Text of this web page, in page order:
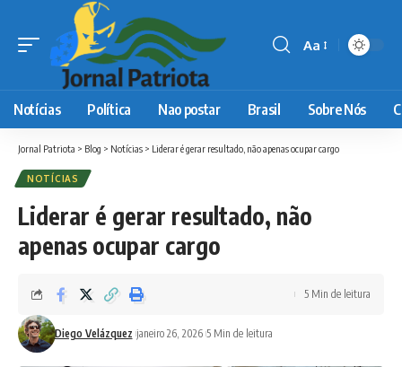
Font
Aa
Notícias Política Nao postar Brasil Sobre Nós
Jornal Patriota > Blog > Notícias > Liderar é gerar resultado, não apenas ocupar cargo
NOTÍCIAS
Liderar é gerar resultado, não
apenas ocupar cargo
Diego Velázquez janeiro 26, 2026 5 Min de leitura
5 Min de leitura